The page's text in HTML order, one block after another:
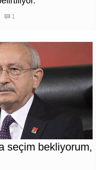
1
seçim bekliyorum,